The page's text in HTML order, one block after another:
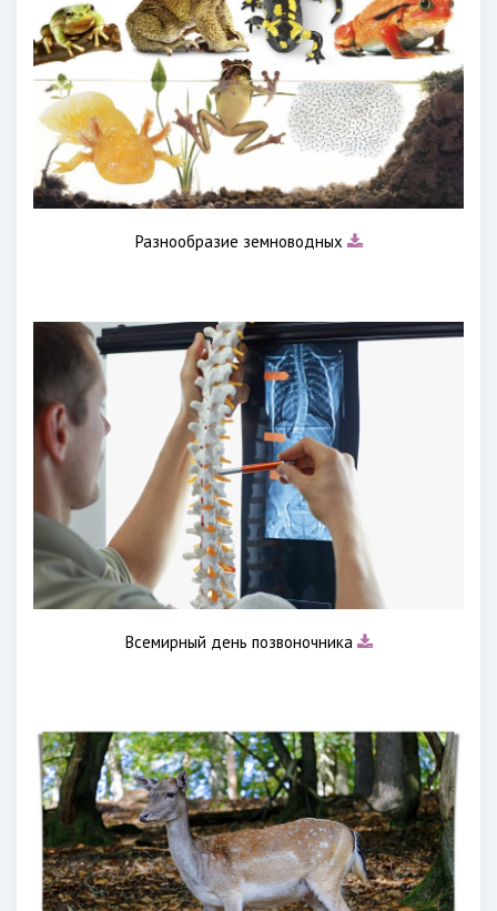
Разнообразие земноводных
Всемирный день позвоночника